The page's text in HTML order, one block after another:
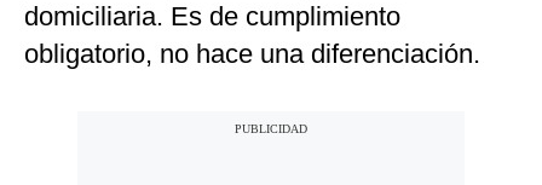
domiciliaria. Es de cumplimiento
obligatorio, no hace una diferenciación.